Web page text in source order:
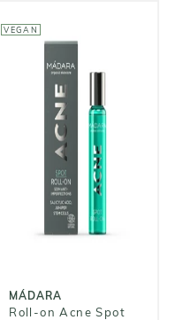
VEGAN
MÁDARA
Roll-on Acne Spot
MÁDARA
Roll-on Acne
Spot
14,95€